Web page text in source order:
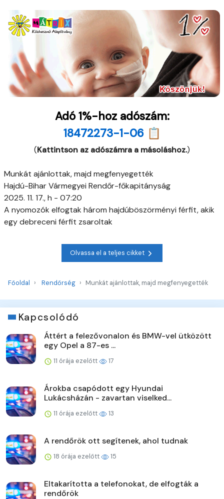
Adó 1%-hoz adószám:
18472273-1-06 📋
(Kattintson az adószámra a másoláshoz.)
Munkát ajánlottak, majd megfenyegették
Hajdú-Bihar Vármegyei Rendőr-főkapitányság
2025. 11. 17., h - 07:20
A nyomozók elfogtak három hajdúböszörményi férfit, akik
egy debreceni férfit zsaroltak
Olvassa el a teljes cikket
Főoldal Rendőrség Munkát ajánlottak, majd megfenyegették
Kapcsolódó
Áttért a felezővonalon és BMW-vel ütközött
egy Opel a 87-es ...
11 órája ezelőtt 17
Árokba csapódott egy Hyundai
Lukácsházán - zavartan viselked...
11 órája ezelőtt 13
A rendőrök ott segítenek, ahol tudnak
18 órája ezelőtt 15
Eltakarította a telefonokat, de elfogták a
rendőrök